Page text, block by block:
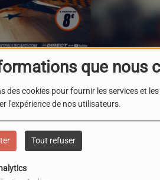
que nous
des cookies pour fournir les services et
l'expérience de nos utilisateurs.
Tout refuser
Circuit Paul Ricard
Le Castellet
l’European Le Mans Series